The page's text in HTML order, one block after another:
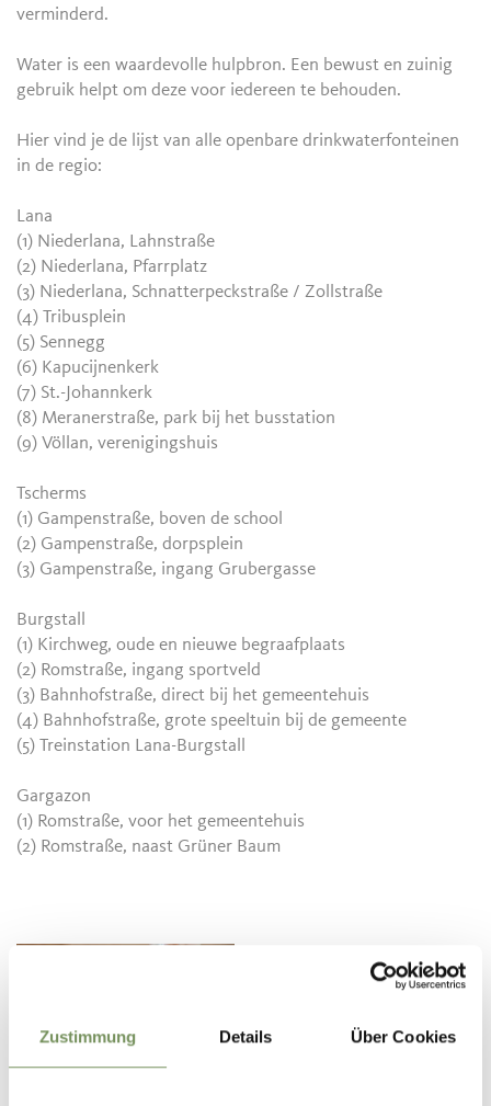
Zustimmung Details Über Cookies
verminderd.
Water is een waardevolle hulpbron. Een bewust en zuinig
gebruik helpt om deze voor iedereen te behouden.
Hier vind je de lijst van alle openbare drinkwaterfonteinen
in de regio:
Lana
(1) Niederlana, Lahnstraße
(2) Niederlana, Pfarrplatz
(3) Niederlana, Schnatterpeckstraße / Zollstraße
(4) Tribusplein
(5) Sennegg
(6) Kapucijnenkerk
(7) St.-Johannkerk
(8) Meranerstraße, park bij het busstation
(9) Völlan, verenigingshuis
Tscherms
(1) Gampenstraße, boven de school
(2) Gampenstraße, dorpsplein
(3) Gampenstraße, ingang Grubergasse
Burgstall
(1) Kirchweg, oude en nieuwe begraafplaats
(2) Romstraße, ingang sportveld
(3) Bahnhofstraße, direct bij het gemeentehuis
(4) Bahnhofstraße, grote speeltuin bij de gemeente
(5) Treinstation Lana-Burgstall
Gargazon
(1) Romstraße, voor het gemeentehuis
(2) Romstraße, naast Grüner Baum